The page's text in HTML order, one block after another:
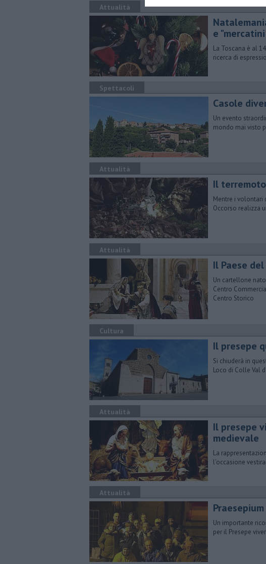
Attualità
e
La Toscana è al
ricerca di
Spettacoli
Casole
Un evento
mondo mai visto
Attualità
Il
Mentre i volontari
Occorso realizza
Attualità
Il Paese
Un cartellone
Centro
Centro Storico
Cultura
Il presepe
Si chiuderà in
Loco di Colle Val
Attualità
Il presepe
medievale
La
l'occasione
Attualità
Un importante
per il Presepe